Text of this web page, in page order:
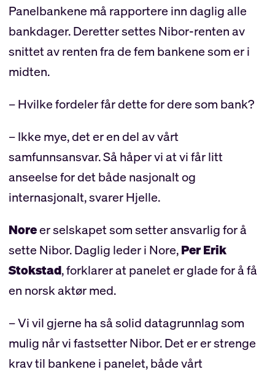
Panelbankene må rapportere inn daglig alle
bankdager. Deretter settes Nibor-renten av
snittet av renten fra de fem bankene som er i
midten.
– Hvilke fordeler får dette for dere som bank?
– Ikke mye, det er en del av vårt
samfunnsansvar. Så håper vi at vi får litt
anseelse for det både nasjonalt og
internasjonalt, svarer Hjelle.
Noreer selskapet som setter ansvarlig for å
sette Nibor. Daglig leder i Nore,Per Erik
Stokstad, forklarer at panelet er glade for å få
en norsk aktør med.
– Vi vil gjerne ha så solid datagrunnlag som
mulig når vi fastsetter Nibor. Det er er strenge
krav til bankene i panelet, både vårt